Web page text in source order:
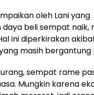
oleh Lani yang
beli sempat naik,
ini diperkirakan
masih bergantung
sempat rame
Mungkin karena